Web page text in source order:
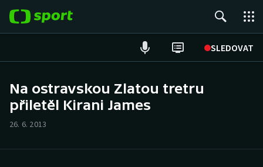
SLEDOVAT
Hokej
Na ostravskou Zlatou tretru
přiletěl Kirani James
26. 6. 2013